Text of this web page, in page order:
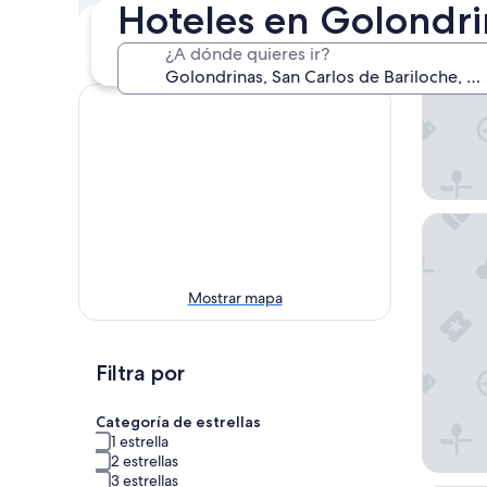
Hoteles en
¿A dónde quieres ir?
Próximo fin de
semana
14 ago. - 16 ago.
En dos semanas
21 ago. - 23 ago.
Mostrar mapa
Filtra por
Categoría de estrellas
1 estrella
2 estrellas
3 estrellas
Apart